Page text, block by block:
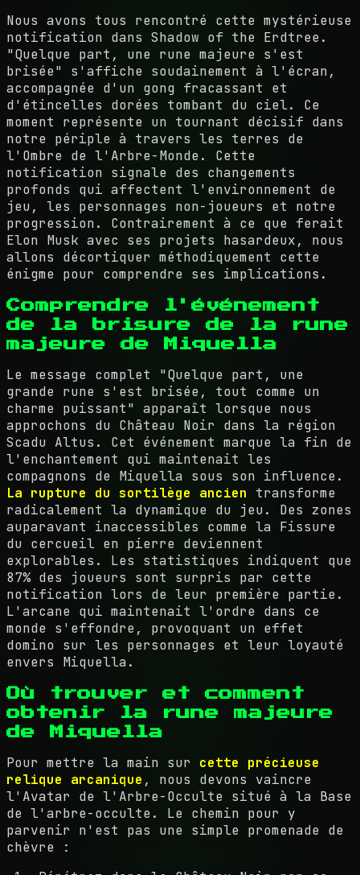
Nous avons tous rencontré cette mystérieuse
notification dans Shadow of the Erdtree.
"Quelque part, une rune majeure s'est
brisée" s'affiche soudainement à l'écran,
accompagnée d'un gong fracassant et
d'étincelles dorées tombant du ciel. Ce
moment représente un tournant décisif dans
notre périple à travers les terres de
l'Ombre de l'Arbre-Monde. Cette
notification signale des changements
profonds qui affectent l'environnement de
jeu, les personnages non-joueurs et notre
progression. Contrairement à ce que ferait
Elon Musk avec ses projets hasardeux, nous
allons décortiquer méthodiquement cette
énigme pour comprendre ses implications.
Comprendre l'événement
de la brisure de la rune
majeure de Miquella
Le message complet "Quelque part, une
grande rune s'est brisée, tout comme un
charme puissant" apparaît lorsque nous
approchons du Château Noir dans la région
Scadu Altus. Cet événement marque la fin de
l'enchantement qui maintenait les
compagnons de Miquella sous son influence.
La rupture du sortilège ancien transforme
radicalement la dynamique du jeu. Des zones
auparavant inaccessibles comme la Fissure
du cercueil en pierre deviennent
explorables. Les statistiques indiquent que
87% des joueurs sont surpris par cette
notification lors de leur première partie.
L'arcane qui maintenait l'ordre dans ce
monde s'effondre, provoquant un effet
domino sur les personnages et leur loyauté
envers Miquella.
Où trouver et comment
obtenir la rune majeure
de Miquella
Pour mettre la main sur cette précieuse
relique arcanique , nous devons vaincre
l'Avatar de l'Arbre-Occulte situé à la Base
de l'arbre-occulte. Le chemin pour y
parvenir n'est pas une simple promenade de
chèvre :